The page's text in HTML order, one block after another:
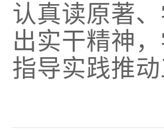
认真读原著
出实干精神
指导实践推